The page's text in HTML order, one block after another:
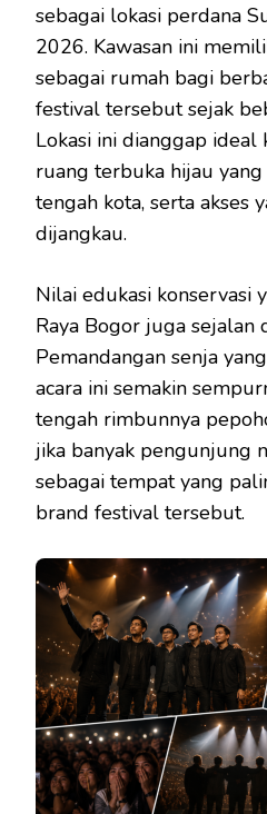
sebagai lokasi perdana
2026. Kawasan ini
sebagai rumah bagi
festival tersebut sejak
Lokasi ini dianggap ideal
ruang terbuka hijau
tengah kota, serta akses
dijangkau.
Nilai edukasi konservasi
Raya Bogor juga sejalan
Pemandangan senja
acara ini semakin
tengah rimbunnya
jika banyak pengunjung
sebagai tempat yang
brand festival tersebut.